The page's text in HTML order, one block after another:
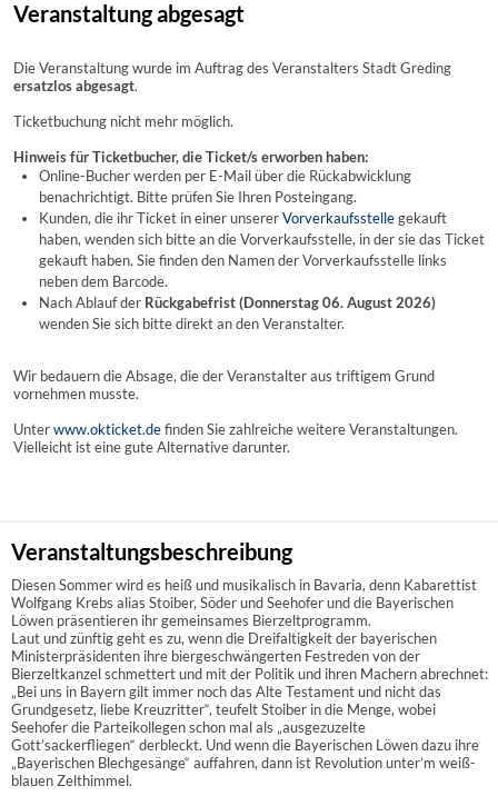
Veranstaltung abgesagt
Die Veranstaltung wurde im Auftrag des Veranstalters Stadt Greding
ersatzlos abgesagt.
Ticketbuchung nicht mehr möglich.
Hinweis für Ticketbucher, die Ticket/s erworben haben:
Online-Bucher werden per E-Mail über die Rückabwicklung
benachrichtigt. Bitte prüfen Sie Ihren Posteingang.
Kunden, die ihr Ticket in einer unsererVorverkaufsstellegekauft
haben, wenden sich bitte an die Vorverkaufsstelle, in der sie das Ticket
gekauft haben. Sie finden den Namen der Vorverkaufsstelle links
neben dem Barcode.
Nach Ablauf der Rückgabefrist (Donnerstag 06. August 2026)
wenden Sie sich bitte direkt an den Veranstalter.
Wir bedauern die Absage, die der Veranstalter aus triftigem Grund
vornehmen musste.
Unterwww.okticket.definden Sie zahlreiche weitere Veranstaltungen.
Vielleicht ist eine gute Alternative darunter.
Veranstaltungsbeschreibung
Diesen Sommer wird es heiß und musikalisch in Bavaria, denn Kabarettist
Wolfgang Krebs alias Stoiber, Söder und Seehofer und die Bayerischen
Löwen präsentieren ihr gemeinsames Bierzeltprogramm.
Laut und zünftig geht es zu, wenn die Dreifaltigkeit der bayerischen
Ministerpräsidenten ihre biergeschwängerten Festreden von der
Bierzeltkanzel schmettert und mit der Politik und ihren Machern abrechnet:
„Bei uns in Bayern gilt immer noch das Alte Testament und nicht das
Grundgesetz, liebe Kreuzritter“, teufelt Stoiber in die Menge, wobei
Seehofer die Parteikollegen schon mal als „ausgezuzelte
Gott’sackerfliegen“ derbleckt. Und wenn die Bayerischen Löwen dazu ihre
„Bayerischen Blechgesänge“ auffahren, dann ist Revolution unter’m weiß-
blauen Zelthimmel.